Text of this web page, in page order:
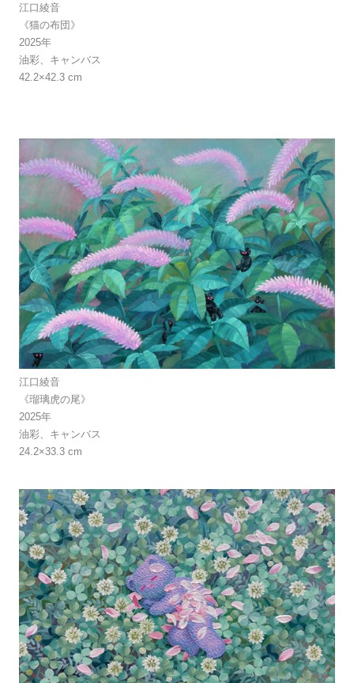
江口綾音
《猫の布団》
2025年
油彩、キャンバス
42.2×42.3 cm
江口綾音
《瑠璃虎の尾》
2025年
油彩、キャンバス
24.2×33.3 cm